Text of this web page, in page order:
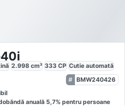
2.998 cm³ 333 CP Cutie automată
BMW240426
anuală 5,7% pentru persoane